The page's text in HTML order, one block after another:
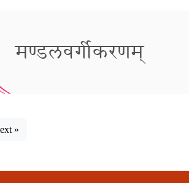
मण्डलवर्गीकरणम्
»